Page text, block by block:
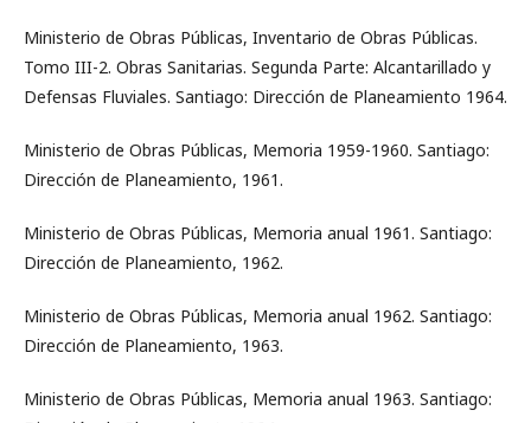
Ministerio de Obras Públicas, Inventario de Obras Públicas.
Tomo III-2. Obras Sanitarias. Segunda Parte: Alcantarillado y
Defensas Fluviales. Santiago: Dirección de Planeamiento 1964.
Ministerio de Obras Públicas, Memoria 1959-1960. Santiago:
Dirección de Planeamiento, 1961.
Ministerio de Obras Públicas, Memoria anual 1961. Santiago:
Dirección de Planeamiento, 1962.
Ministerio de Obras Públicas, Memoria anual 1962. Santiago:
Dirección de Planeamiento, 1963.
Ministerio de Obras Públicas, Memoria anual 1963. Santiago: